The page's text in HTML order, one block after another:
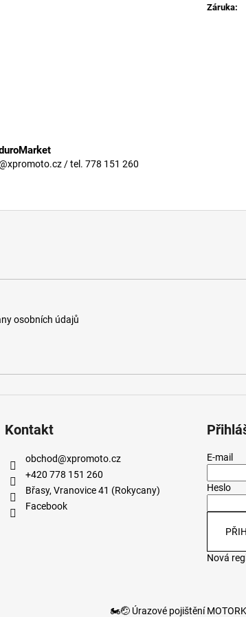
Záruka:
/ tel. 778 151 260
osobních údajů
Kontakt
obchod@xpromoto.cz
+420 778 151 260
Břasy, Vranovice 41 (Rokycany)
Facebook
E-mail
Heslo
Nová
🏍️🤕 Úrazové pojištění